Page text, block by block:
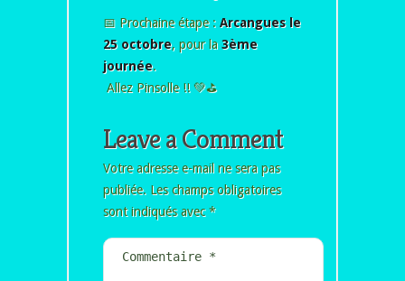
📅 Prochaine étape : Arcangues le
25 octobre, pour la 3ème
journée.
Allez Pinsolle !! 💚⛳
Leave a Comment
Votre adresse e-mail ne sera pas
publiée. Les champs obligatoires
sont indiqués avec*